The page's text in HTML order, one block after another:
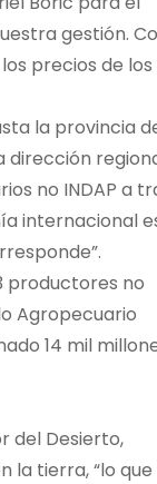
gestión.
precios de los
la provincia
dirección
no INDAP a
internacional
productores no
Agropecuario
14 mil
del Desierto,
la tierra, “lo que